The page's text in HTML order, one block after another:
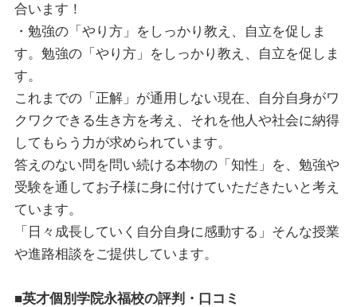
合います！
・勉強の「やり方」をしっかり教え、自立を促しま
す。勉強の「やり方」をしっかり教え、自立を促しま
す。
これまでの「正解」が通用しない現在、自分自身がワ
クワクできる生き方を考え、それを他人や社会に納得
してもらう力が求められています。
答えのない問を問い続ける本物の「知性」を、勉強や
受験を通してお子様に身に付けていただきたいと考え
ています。
「日々成長していく自分自身に感動する」そんな授業
や進路相談をご提供しています。
■英才個別学院永福校の評判・口コミ